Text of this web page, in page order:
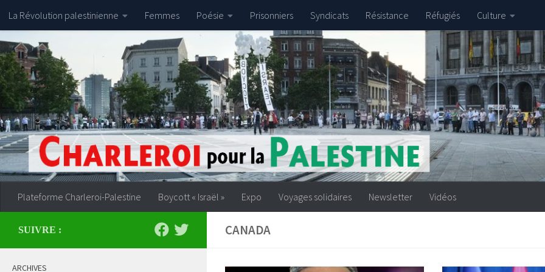
Skip to content
La Révolution palestinienne Femmes Poésie Prisonniers Syndicats Résistance Réfugiés Culture
Plateforme Charleroi-Palestine Boycott « Israël » Expo Voyages solidaires Newsletter Vidéos
CANADA
SUIVRE :
ARCHIVES